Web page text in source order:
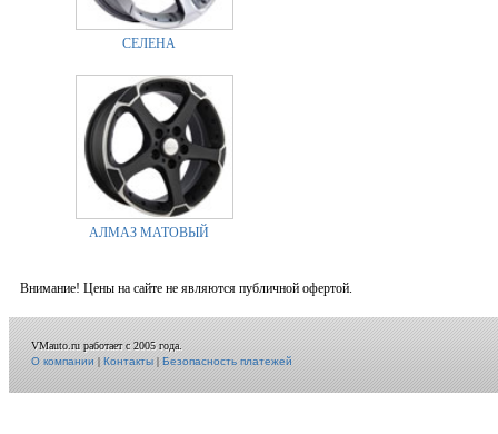
СЕЛЕНА
АЛМАЗ МАТОВЫЙ
Внимание! Цены на сайте не являются публичной офертой.
VMauto.ru работает с 2005 года.
О компании|Контакты|Безопасность платежей